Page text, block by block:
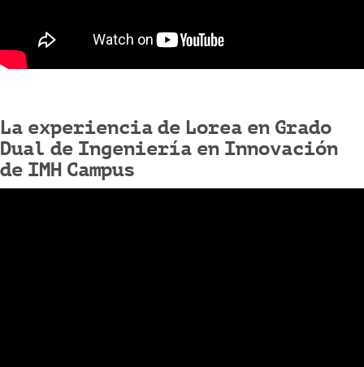
La experiencia de Lorea en Grado
Dual de Ingeniería en Innovación
de IMH Campus